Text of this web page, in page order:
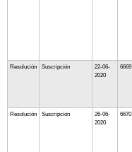
Resolución Suscripción
22-06-
2020
6669
Resolución Suscripción
26-06-
2020
6670